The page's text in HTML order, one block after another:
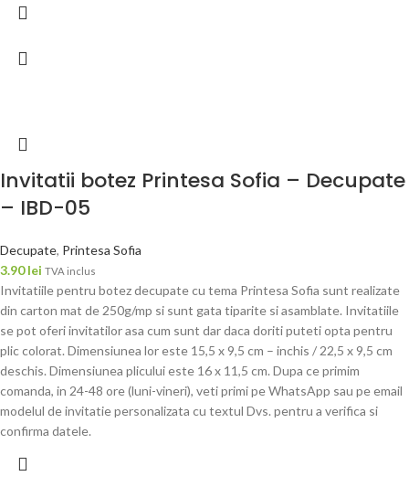
Invitatii botez Printesa Sofia – Decupate
– IBD-05
Decupate, Printesa Sofia
3.90lei TVA inclus
Invitatiile pentru botez decupate cu tema Printesa Sofia sunt realizate
din carton mat de 250g/mp si sunt gata tiparite si asamblate. Invitatiile
se pot oferi invitatilor asa cum sunt dar daca doriti puteti opta pentru
plic colorat. Dimensiunea lor este 15,5 x 9,5 cm – inchis / 22,5 x 9,5 cm
deschis. Dimensiunea plicului este 16 x 11,5 cm. Dupa ce primim
comanda, in 24-48 ore (luni-vineri), veti primi pe WhatsApp sau pe email
modelul de invitatie personalizata cu textul Dvs. pentru a verifica si
confirma datele.